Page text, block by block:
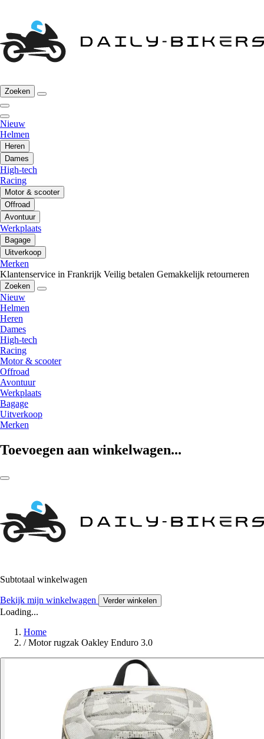
Zoeken
Nieuw
Helmen
Heren
Dames
High-tech
Racing
Motor & scooter
Offroad
Avontuur
Werkplaats
Bagage
Uitverkoop
Merken
Klantenservice in Frankrijk Veilig betalen Gemakkelijk retourneren
Zoeken
Nieuw
Helmen
Heren
Dames
High-tech
Racing
Motor & scooter
Offroad
Avontuur
Werkplaats
Bagage
Uitverkoop
Merken
Toevoegen aan winkelwagen...
Subtotaal winkelwagen
Bekijk mijn winkelwagen Verder winkelen
Loading...
Home
/ Motor rugzak Oakley Enduro 3.0